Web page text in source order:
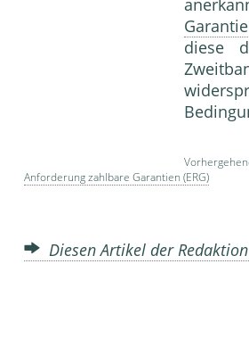
Garantie
diese
Anforderung zahlbare Garantien (ERG)
Diesen Artikel der